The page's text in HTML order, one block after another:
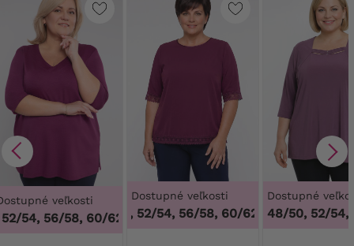
veľkosti
54, 56/58, 60/62, 48/50, 52/54, 56/58, 60/62
Dostupné veľkosti
48/50, 52/54, 56/58, 60/62, 48/50, 52/54,
Dostupné
48/50, 52/54,